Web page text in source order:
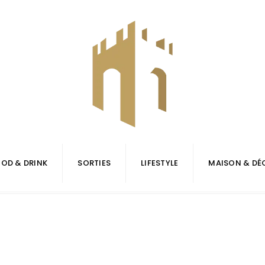
& DRINK SORTIES LIFESTYLE MAISON &